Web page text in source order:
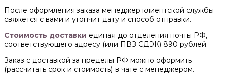
После оформления заказа менеджер клиентской службы
свяжется с вами и утончит дату и способ отправки.
Стоимость доставки единая до отделения почты РФ,
соответствующего адресу (или ПВЗ СДЭК) 890 рублей.
Заказ с доставкой за пределы РФ можно оформить
(рассчитать срок и стоимость) в чате с менеджером.